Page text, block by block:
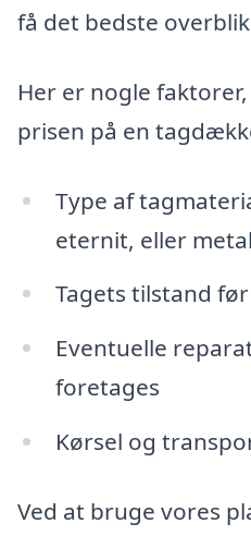
få det bedste
Her er nogle
prisen på en
Type af
eternit, eller
Tagets tilstand
Eventuelle
foretages
Kørsel og
Ved at bruge vores